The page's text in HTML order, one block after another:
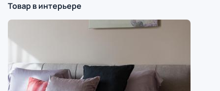
Товар в интерьере